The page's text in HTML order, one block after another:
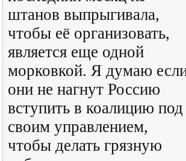
штанов выпрыгивала,
чтобы её организовать,
является еще одной
морковкой. Я думаю
они не нагнут Россию
вступить в коалицию под
своим управлением,
чтобы делать грязную